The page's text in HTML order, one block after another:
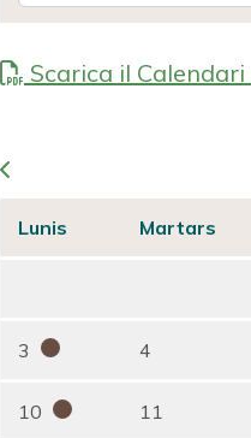
Scarica il
Lunis Martars
3 4
10 11